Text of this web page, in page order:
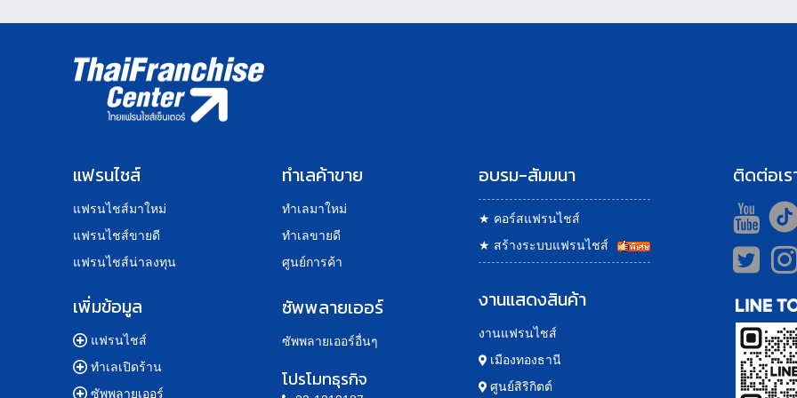
แฟรนไชส์
แฟรนไชส์มาใหม่
แฟรนไชส์ขายดี
แฟรนไชส์น่าลงทุน
เพิ่มข้อมูล
แฟรนไชส์
ทำเลเปิดร้าน
ซัพพลายเออร์
ทำเลค้าขาย
ทำเลมาใหม่
ทำเลขายดี
ศูนย์การค้า
ซัพพลายเออร์
ซัพพลายเออร์อื่นๆ
โปรโมทธุรกิจ
อบรม-สัมมนา
★ คอร์สแฟรนไชส์
★ สร้างระบบแฟรนไชส์
งานแสดงสินค้า
งานแฟรนไชส์
เมืองทองธานี
ศูนย์สิริกิตต์
ติดต่อเร